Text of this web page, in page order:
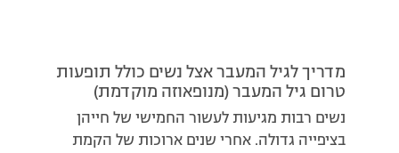
מדריך לגיל המעבר אצל נשים כולל תופעות
טרום גיל המעבר (מנופאוזה מוקדמת)
נשים רבות מגיעות לעשור החמישי של חייהן
בציפייה גדולה. אחרי שנים ארוכות של הקמת